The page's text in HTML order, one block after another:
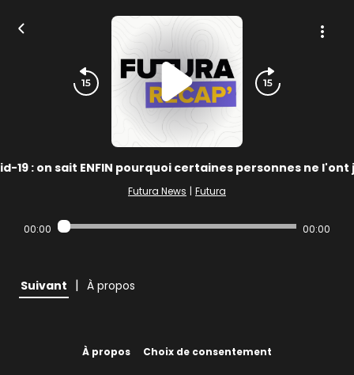
19 : on sait ENFIN pourquoi certaines personnes ne l'ont
Futura News | Futura
00:00 00:00
Suivant | À propos
À propos Choix de consentement